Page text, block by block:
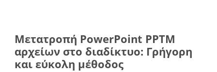
Μετατροπή PowerPoint PPTM
αρχείων στο διαδίκτυο: Γρήγορη
και εύκολη μέθοδος